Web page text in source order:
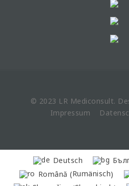
© 2023 LR Mediconsult.
Impressum
Deutsch
Română (Rumänisch)